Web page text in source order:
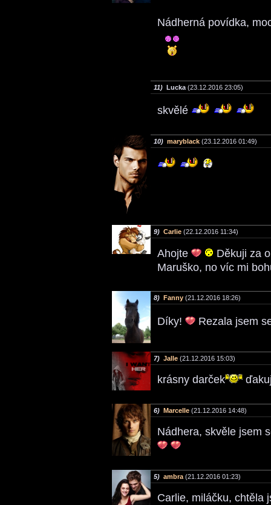
Nádherná povídka,
11) Lucka (23.12.2016 23:05)
skvělé
10) maryblack (23.12.2016 01:49)
9) Carlie (22.12.2016 11:34)
Ahojte
Děkuji za
Maruško, no víc mi
8) Fanny (21.12.2016 18:26)
Díky! Rezala jsem
7) Jalle (21.12.2016 15:03)
krásny darček
6) Marcelle (21.12.2016 14:48)
Nádhera, skvěle jsem
5) ambra (21.12.2016 01:23)
Carlie, miláčku, chtěla